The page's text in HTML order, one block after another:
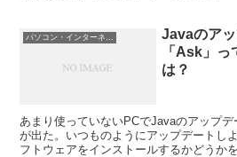
Javaのア
「Ask」
は？
あまり使っていないPCでJavaのアップ
が出た。いつものようにアップデートし
フトウェアをインストールするかどうか